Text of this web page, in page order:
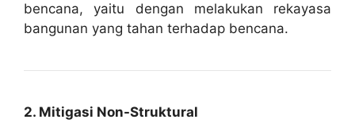
bencana, yaitu dengan melakukan rekayasa
bangunan yang tahan terhadap bencana.
2. Mitigasi Non-Struktural